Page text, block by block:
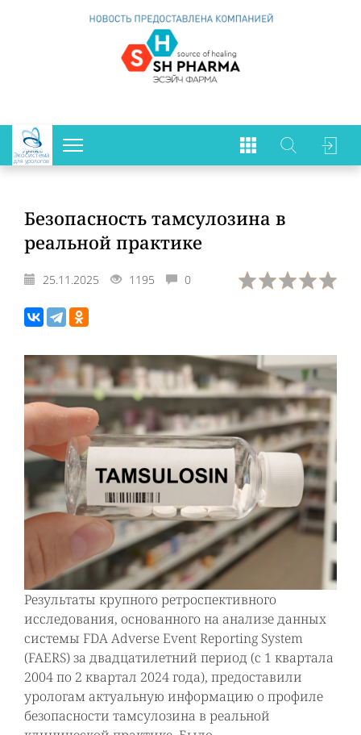
Экосистема
для урологов
Безопасность тамсулозина в
реальной практике
25.11.2025 1195 0
Результаты крупного ретроспективного
исследования, основанного на анализе данных
системы FDA Adverse Event Reporting System
(FAERS) за двадцатилетний период (с 1 квартала
2004 по 2 квартал 2024 года), предоставили
урологам актуальную информацию о профиле
безопасности тамсулозина в реальной